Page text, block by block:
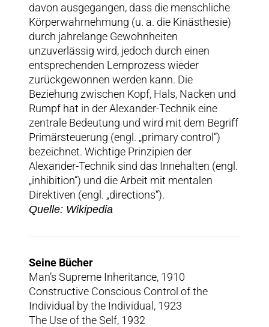
davon ausgegangen, dass die menschliche
Körperwahrnehmung (u. a. die Kinästhesie)
durch jahrelange Gewohnheiten
unzuverlässig wird, jedoch durch einen
entsprechenden Lernprozess wieder
zurückgewonnen werden kann. Die
Beziehung zwischen Kopf, Hals, Nacken und
Rumpf hat in der Alexander-Technik eine
zentrale Bedeutung und wird mit dem Begriff
Primärsteuerung (engl. „primary control“)
bezeichnet. Wichtige Prinzipien der
Alexander-Technik sind das Innehalten (engl.
„inhibition“) und die Arbeit mit mentalen
Direktiven (engl. „directions“).
Quelle: Wikipedia
Seine Bücher
Man’s Supreme Inheritance, 1910
Constructive Conscious Control of the
Individual by the Individual, 1923
The Use of the Self, 1932